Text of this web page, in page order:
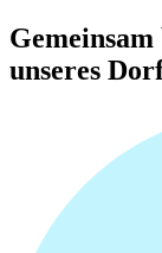
unseres